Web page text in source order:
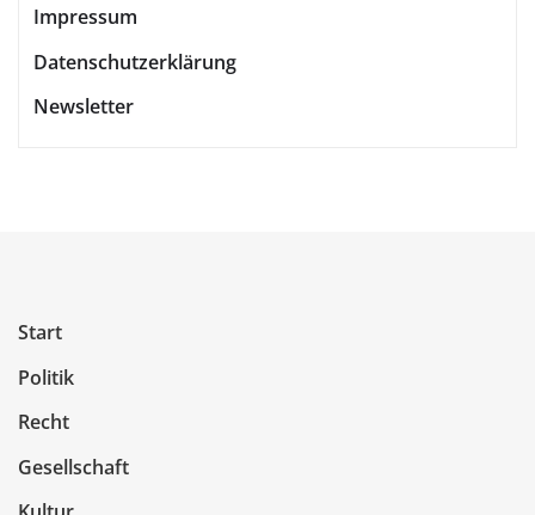
Impressum
Datenschutzerklärung
Newsletter
Start
Politik
Recht
Gesellschaft